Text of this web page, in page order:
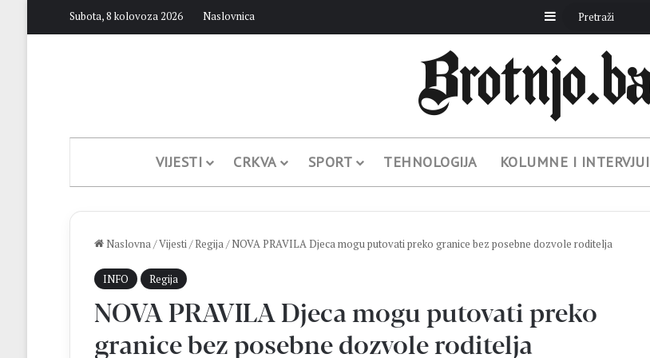
Subota, 8 kolovoza 2026 Naslovnica Sidebar
VIJESTI CRKVA SPORT TEHNOLOGIJA KOLUMNE I INTERVJUI
Naslovna/Vijesti/ Regija/ NOVA PRAVILA Djeca mogu putovati preko granice bez posebne dozvole roditelja
INFO Regija
NOVA PRAVILA Djeca mogu putovati preko
granice bez posebne dozvole roditelja